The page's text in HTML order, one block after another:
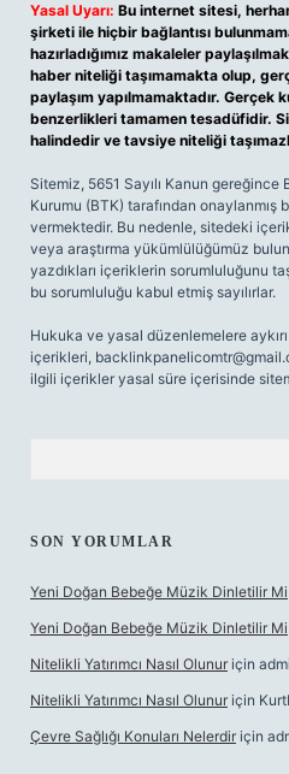
Yasal Uyarı: Bu internet sitesi,
şirketi ile hiçbir bağlantısı
hazırladığımız makaleler
haber niteliği taşımamakta olup,
paylaşım yapılmamaktadır. Gerçek
benzerlikleri tamamen tesadüfidir.
halindedir ve tavsiye niteliği
Sitemiz, 5651 Sayılı Kanun
Kurumu (BTK) tarafından onaylanmış
vermektedir. Bu nedenle, sitedeki
veya araştırma yükümlülüğümüz
yazdıkları içeriklerin sorumluluğunu
bu sorumluluğu kabul etmiş sayılırlar.
Hukuka ve yasal düzenlemelere
içerikleri,
ilgili içerikler yasal süre içerisinde
SON YORUMLAR
Yeni Doğan Bebeğe Müzik Dinletilir Mi
Yeni Doğan Bebeğe Müzik Dinletilir Mi
Nitelikli Yatırımcı Nasıl Olunur için
Nitelikli Yatırımcı Nasıl Olunur için
Çevre Sağlığı Konuları Nelerdir için